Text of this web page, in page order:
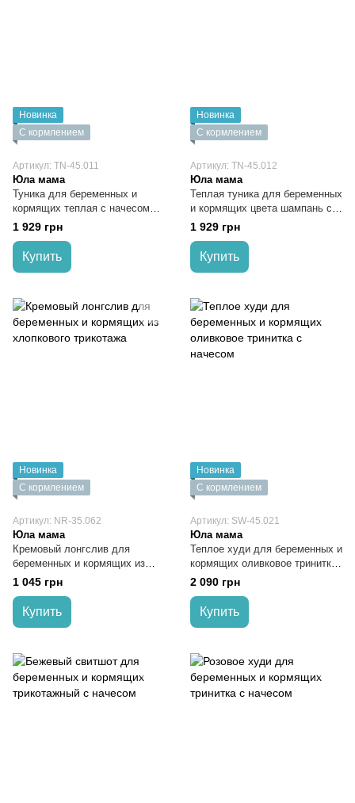
Новинка
С кормлением
Артикул: TN-45.011
Юла мама
Туника для беременных и
кормящих теплая с начесом
серо-коричневого цвета
1 929 грн
Купить
Новинка
С кормлением
Артикул: TN-45.012
Юла мама
Теплая туника для беременных
и кормящих цвета шампань с
начесом
1 929 грн
Купить
Новинка
С кормлением
Артикул: NR-35.062
Юла мама
Кремовый лонгслив для
беременных и кормящих из
хлопкового трикотажа
1 045 грн
Купить
Новинка
С кормлением
Артикул: SW-45.021
Юла мама
Теплое худи для беременных и
кормящих оливковое тринитка
с начесом
2 090 грн
Купить